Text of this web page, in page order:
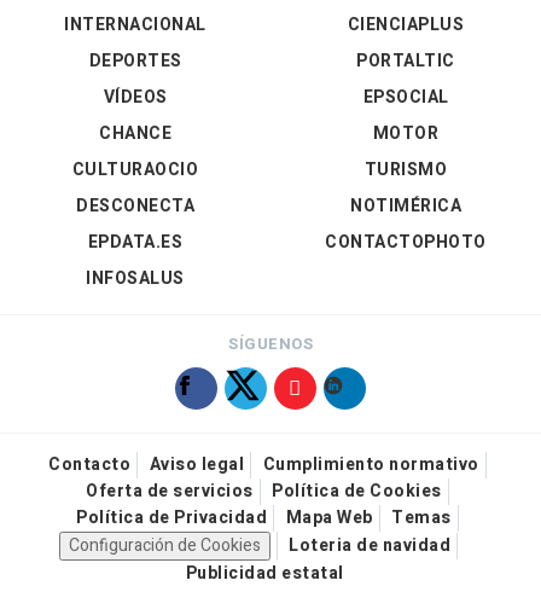
INTERNACIONAL
DEPORTES
VÍDEOS
CIENCIAPLUS
PORTALTIC
EPSOCIAL
CHANCE
CULTURAOCIO
DESCONECTA
EPDATA.ES
INFOSALUS
MOTOR
TURISMO
NOTIMÉRICA
CONTACTOPHOTO
SÍGUENOS
Contacto Aviso legal
Cumplimiento normativo
Oferta de servicios
Política de Cookies
Política de Privacidad
Mapa Web
Temas
Configuración de Cookies
Loteria de navidad
Publicidad estatal